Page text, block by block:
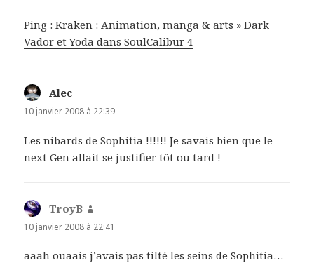
Ping :Kraken : Animation, manga & arts » Dark
Vador et Yoda dans SoulCalibur 4
Alec
10 janvier 2008 à 22:39
Les nibards de Sophitia !!!!!! Je savais bien que le
next Gen allait se justifier tôt ou tard !
TroyB
10 janvier 2008 à 22:41
aaah ouaais j’avais pas tilté les seins de Sophitia…